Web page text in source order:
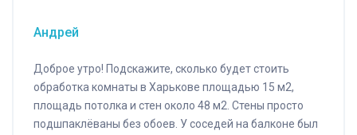
Андрей
Доброе утро! Подскажите, сколько будет стоить
обработка комнаты в Харькове площадью 15 м2,
площадь потолка и стен около 48 м2. Стены просто
подшпаклёваны без обоев. У соседей на балконе был